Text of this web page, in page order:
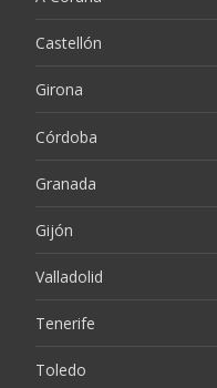
Castellón
Girona
Córdoba
Granada
Gijón
Valladolid
Tenerife
Toledo